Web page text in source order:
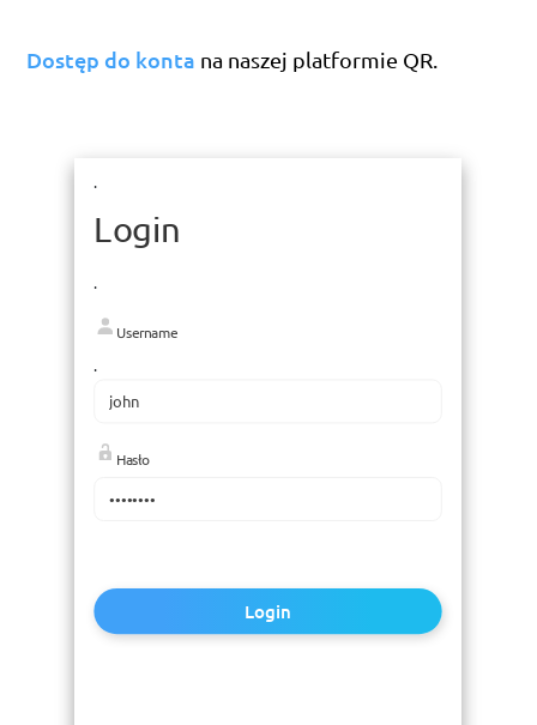
Dostęp do konta na naszej platformie QR.
.
Login
.
Username
.
Hasło
Login